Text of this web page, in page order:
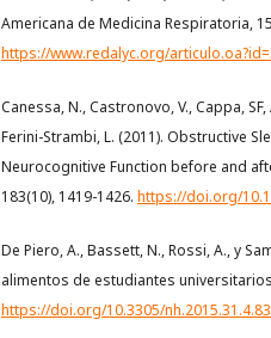
Americana de Medicina Respiratoria,
https://www.redalyc.org/
Canessa, N., Castronovo, V., Cappa,
Ferini-Strambi, L. (2011). Obstructive
Neurocognitive Function before and
183(10), 1419-1426. https://doi.org/
De Piero, A., Bassett, N., Rossi, A., y
alimentos de estudiantes
https://doi.org/10.3305/